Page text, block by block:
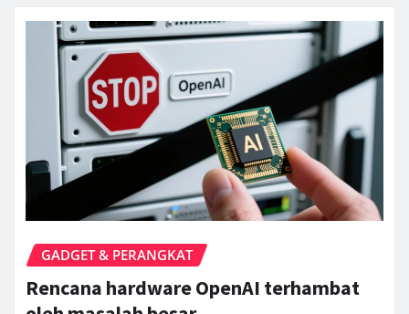
GADGET & PERANGKAT
Rencana hardware OpenAI terhambat